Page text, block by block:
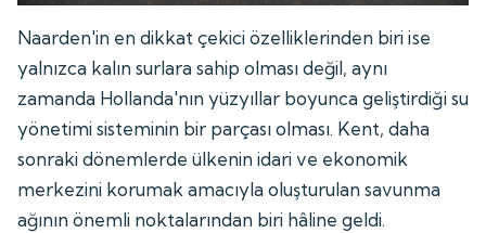
Naarden'in en dikkat çekici özelliklerinden biri ise
yalnızca kalın surlara sahip olması değil, aynı
zamanda Hollanda'nın yüzyıllar boyunca geliştirdiği su
yönetimi sisteminin bir parçası olması. Kent, daha
sonraki dönemlerde ülkenin idari ve ekonomik
merkezini korumak amacıyla oluşturulan savunma
ağının önemli noktalarından biri hâline geldi.